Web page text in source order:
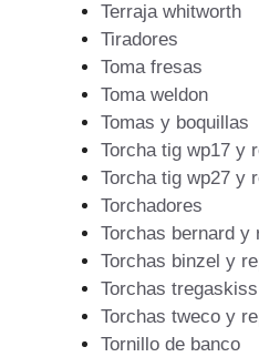
Terraja whitworth
Tiradores
Toma fresas
Toma weldon
Tomas y boquillas
Torcha tig wp17 y
Torcha tig wp27 y
Torchadores
Torchas bernard y
Torchas binzel y
Torchas
Torchas tweco y
Tornillo de banco